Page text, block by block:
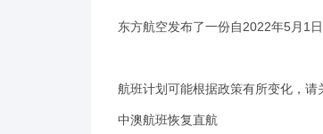
东方航空发布了一份自2022年5月1
航班计划可能根据政策有所变化，请
中澳航班恢复直航